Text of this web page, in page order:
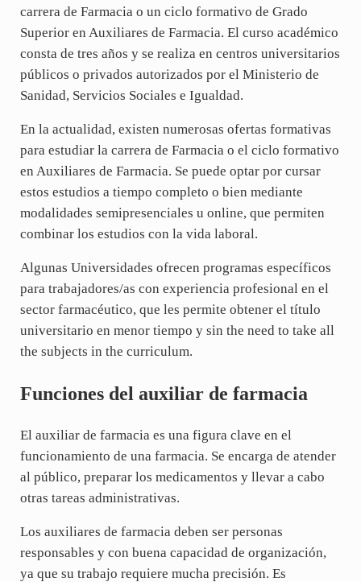
carrera de Farmacia o un ciclo formativo de Grado
Superior en Auxiliares de Farmacia. El curso académico
consta de tres años y se realiza en centros universitarios
públicos o privados autorizados por el Ministerio de
Sanidad, Servicios Sociales e Igualdad.
En la actualidad, existen numerosas ofertas formativas
para estudiar la carrera de Farmacia o el ciclo formativo
en Auxiliares de Farmacia. Se puede optar por cursar
estos estudios a tiempo completo o bien mediante
modalidades semipresenciales u online, que permiten
combinar los estudios con la vida laboral.
Algunas Universidades ofrecen programas específicos
para trabajadores/as con experiencia profesional en el
sector farmacéutico, que les permite obtener el título
universitario en menor tiempo y sin the need to take all
the subjects in the curriculum.
Funciones del auxiliar de farmacia
El auxiliar de farmacia es una figura clave en el
funcionamiento de una farmacia. Se encarga de atender
al público, preparar los medicamentos y llevar a cabo
otras tareas administrativas.
Los auxiliares de farmacia deben ser personas
responsables y con buena capacidad de organización,
ya que su trabajo requiere mucha precisión. Es